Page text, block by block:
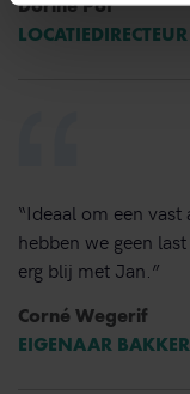
Dorine Pot
“Ideaal om een
hebben we geen
erg blij met Jan.”
Corné Wegerif
EIGENAAR